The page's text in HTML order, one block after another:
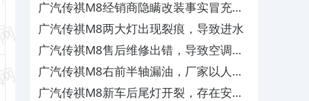
处理
广汽传祺M8经销商隐瞒改装事实冒充高
配车销售，要求退一赔三
广汽传祺M8两大灯出现裂痕，导致进水
广汽传祺M8售后维修出错，导致空调漏
水泡车
广汽传祺M8右前半轴漏油，厂家以人为
损坏为由拒绝质保
广汽传祺M8新车后尾灯开裂，存在安全